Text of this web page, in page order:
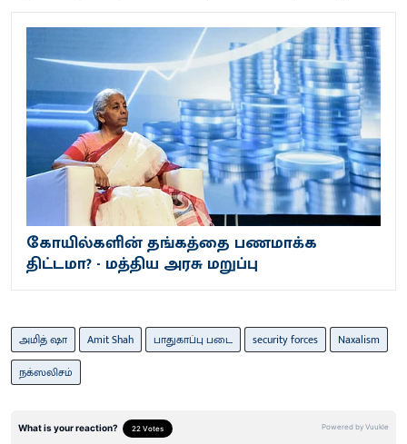
கோயில்களின் தங்கத்தை பணமாக்க
திட்டமா? - மத்திய அரசு மறுப்பு
அமித் ஷா Amit Shah பாதுகாப்பு படை security forces
Naxalism
நக்ஸலிசம்